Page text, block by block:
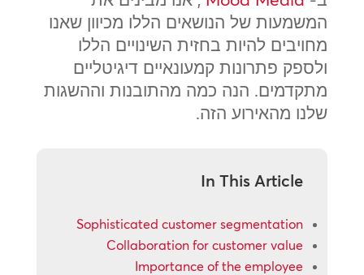
המשמעות של הנושאים הללו מכיוון שאנו
מחויבים להיות בחזית השינויים הללו
ולספק פתרונות קמעונאיים דיגיטליים
מתקדמים. הנה כמה מהתובנות וההשגות
שלנו מהאירוע הזה.
In This Article
Sophisticated customer segmentation
Collaboration for customer value
Importance of the employee